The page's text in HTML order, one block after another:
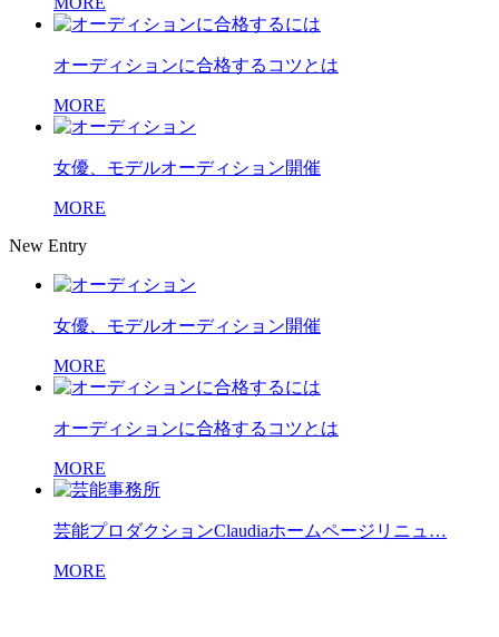
オーディションに合格するコツとは
MORE
女優、モデルオーディション開催
MORE
New Entry
女優、モデルオーディション開催
MORE
オーディションに合格するコツとは
MORE
芸能プロダクションClaudiaホームページリニュ…
MORE